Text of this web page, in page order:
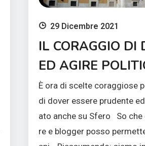
29 Dicembre 2021
IL CORAGGIO DI
ED AGIRE
È ora di scelte coraggiose
di dover essere prudente
ato anche su Sfero So
re e blogger posso